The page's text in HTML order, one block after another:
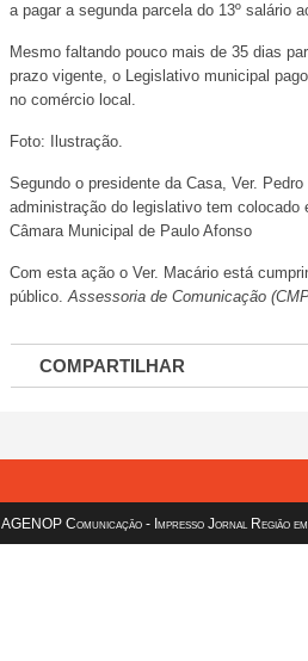
a pagar a segunda parcela do 13º salário
Mesmo faltando pouco mais de 35 dias
prazo vigente, o Legislativo municipal
no comércio local.
Foto: Ilustração.
Segundo o presidente da Casa, Ver.
administração do legislativo tem
Câmara Municipal de Paulo Afonso
Com esta ação o Ver. Macário está
público.Assessoria de Comunicação
COMPARTILHAR
AGENOP Comunicação - Impresso Jornal Região